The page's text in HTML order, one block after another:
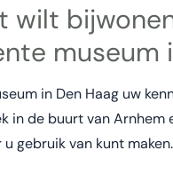
wilt
museum
in Den Haag uw
in de buurt van Arnhem
gebruik van kunt maken.